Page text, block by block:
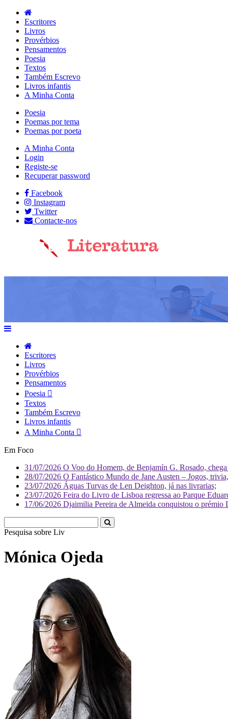
Escritores
Livros
Provérbios
Pensamentos
Poesia
Textos
Também Escrevo
Livros infantis
A Minha Conta
Poesia
Poemas por tema
Poemas por poeta
A Minha Conta
Login
Registe-se
Recuperar password
Facebook
Instagram
Twitter
Contacte-nos
Escritores
Livros
Provérbios
Pensamentos
Poesia
Textos
Também Escrevo
Livros infantis
A Minha Conta
Em Foco
31/07/2026 O Voo do Homem, de Benjamín G. Rosado,
28/07/2026 O Fantástico Mundo de Jane Austen – Jogos,
23/07/2026 Águas Turvas de Len Deighton, já nas livrarias;
23/07/2026 Feira do Livro de Lisboa regressa ao Parque
17/06/2026 Djaimilia Pereira de Almeida conquistou o
Pesquisa sobre Literatura
Mónica Ojeda